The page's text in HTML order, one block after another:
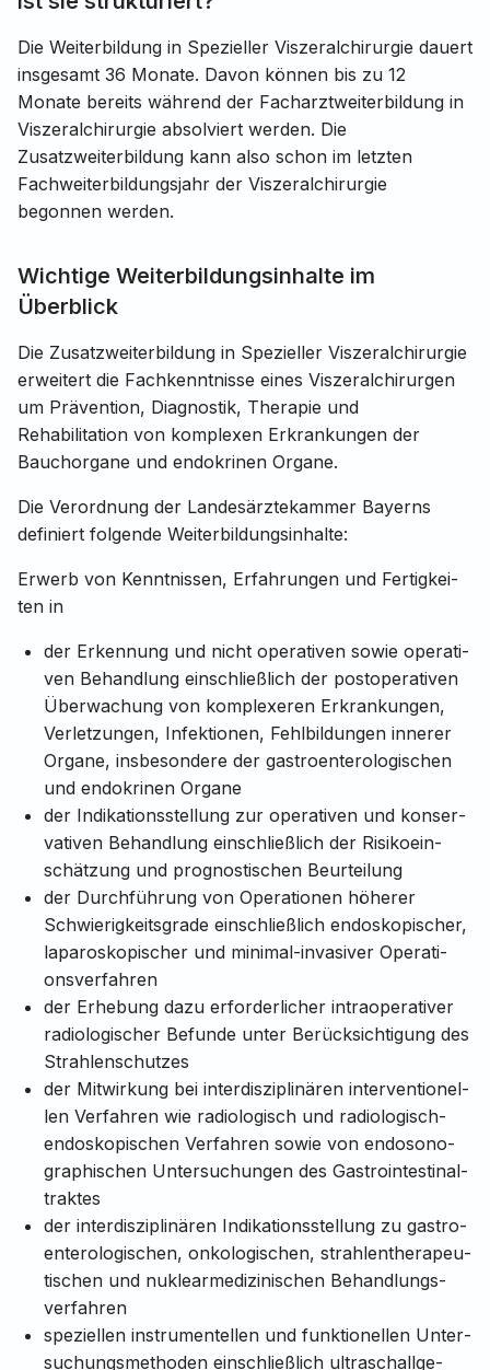
Die Weiterbildung in Spezieller Viszeralchirurgie dauert
insgesamt 36 Monate. Davon können bis zu 12
Monate bereits während der Facharztweiterbildung in
Viszeralchirurgie absolviert werden. Die
Zusatzweiterbildung kann also schon im letzten
Fachweiterbildungsjahr der Viszeralchirurgie
begonnen werden.
Wichtige Weiterbildungsinhalte im
Überblick
Die Zusatzweiterbildung in Spezieller Viszeralchirurgie
erweitert die Fachkenntnisse eines Viszeralchirurgen
um Prävention, Diagnostik, Therapie und
Rehabilitation von komplexen Erkrankungen der
Bauchorgane und endokrinen Organe.
Die Verordnung der Landesärztekammer Bayerns
definiert folgende Weiterbildungsinhalte:
Erwerb von Kennt­­nis­­sen, Erfah­run­­gen und Fertig­kei­
ten in
der Erken­nung und nicht opera­ti­ven sowie opera­ti­
ven Behand­lung einschließ­lich der post­ope­ra­ti­ven
Über­wa­chung von komple­xe­ren Erkran­kun­gen,
Verlet­zun­gen, Infek­ti­o­nen, Fehl­bil­dun­gen inne­rer
Organe, insbe­son­dere der gastro­en­te­ro­lo­gi­schen
und endo­kri­nen Organe
der Indi­ka­ti­ons­stel­lung zur opera­ti­ven und konser­
va­ti­ven Behand­lung einschließ­lich der Risi­koein­
schät­zung und progno­s­ti­schen Beur­tei­lung
der Durch­füh­rung von Opera­ti­o­nen höhe­rer
Schwie­rig­keits­grade einschließ­lich endo­sko­pi­scher,
lapa­ro­sko­pi­scher und mini­mal-inva­si­ver Opera­ti­
ons­ver­fah­ren
der Erhe­bung dazu erfor­der­li­cher intra­ope­ra­ti­ver
radio­lo­gi­scher Befunde unter Berück­sich­ti­gung des
Strah­len­schut­zes
der Mitwir­kung bei inter­dis­zi­pli­nären inter­ven­ti­o­nel­
len Verfah­ren wie radio­lo­gisch und radio­lo­gisch-
endo­sko­pi­schen Verfah­ren sowie von endo­so­no­
gra­phi­schen Unter­su­chun­gen des Gastro­in­tes­ti­nal­
trak­tes
der inter­dis­zi­pli­nären Indi­ka­ti­ons­stel­lung zu gastro­
en­te­ro­lo­gi­schen, onko­lo­gi­schen, strah­len­the­ra­peu­
ti­schen und nuklear­me­di­zi­ni­schen Behand­lungs­
ver­fah­ren
spezi­el­len instru­men­tel­len und funk­ti­o­nel­len Unter­
su­chungs­me­tho­den einschließ­lich ultra­schall­ge­